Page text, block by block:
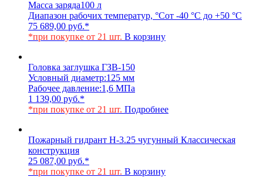
Масса заряда100 л
Диапазон рабочих температур, °Сот -40 °С до +50 °С
75 689,00 руб.*
*при покупке от 21 шт. В корзину
Головка заглушка ГЗВ-150
Условный диаметр:125 мм
Рабочее давление:1,6 МПа
1 139,00 руб.*
*при покупке от 21 шт. Подробнее
Пожарный гидрант Н-3.25 чугунный Классическая
конструкция
25 087,00 руб.*
*при покупке от 21 шт. В корзину